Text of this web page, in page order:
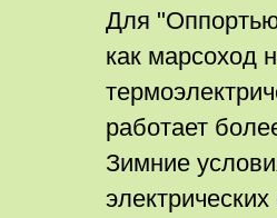
Для
как марсоход
работает
Зимние